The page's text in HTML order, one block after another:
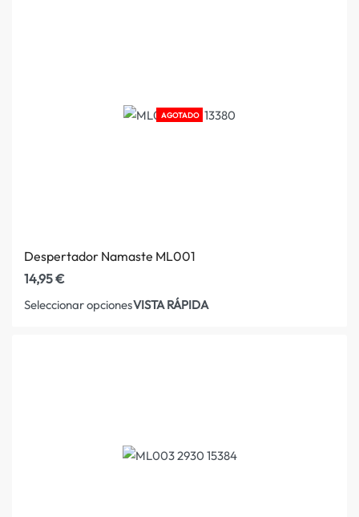
AGOTADO
Despertador Namaste ML001
14,95€
Seleccionar opcionesVISTA RÁPIDA